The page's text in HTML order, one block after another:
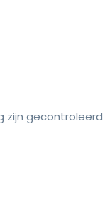
zijn gecontroleerd